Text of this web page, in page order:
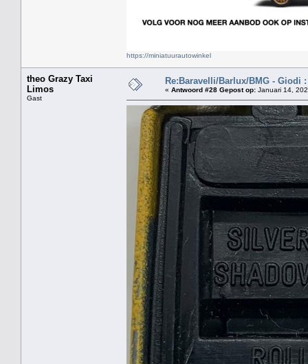
https://miniatuurautowinkel
theo Grazy Taxi
Limos
Gast
Re:Baravelli/Barlux/BMG - Giodi
« Antwoord #28 Gepost op: Januari 14,